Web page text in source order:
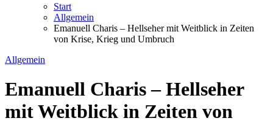
Start
Allgemein
Emanuell Charis – Hellseher mit Weitblick in Zeiten
von Krise, Krieg und Umbruch
Allgemein
Emanuell Charis – Hellseher
mit Weitblick in Zeiten von